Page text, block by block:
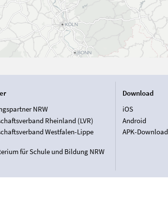
NRW
Rheinland (LVR)
Westfalen-Lippe
für Schule und Bildung NRW
Download
iOS
Android
APK-Download